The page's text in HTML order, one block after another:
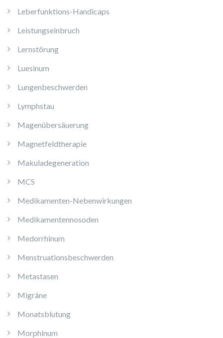
Leberfunktions-Handicaps
Leistungseinbruch
Lernstörung
Luesinum
Lungenbeschwerden
Lymphstau
Magenübersäuerung
Magnetfeldtherapie
Makuladegeneration
MCS
Medikamenten-Nebenwirkungen
Medikamentennosoden
Medorrhinum
Menstruationsbeschwerden
Metastasen
Migräne
Monatsblutung
Morphinum